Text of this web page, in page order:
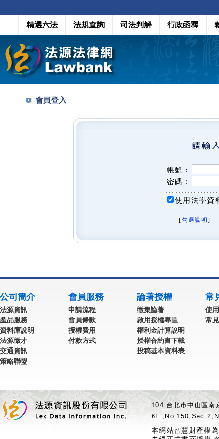
精選六法 法規查詢 司法判解 行政函釋
會員登入
帳號：
密碼：
使用法學資
[勾選說明 ]
公司簡介
法源資訊
產品服務
資料庫說明
法源徵才
交通資訊
策略聯盟
會員服務
申請流程
會員條款
授權費用
付款方式
論著授權
徵集論著
啟用授權專區
權利金計算說明
授權合約書下載
投稿基本資料表
常
使
常
104 台北市中山區
本網站智慧財產權